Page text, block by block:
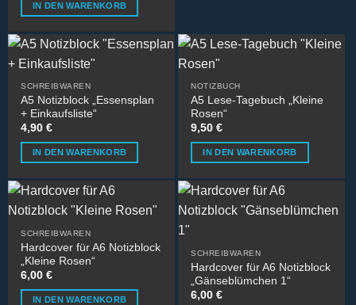
auf
der
Produktseite
gewählt
werden
IN DEN WARENKORB
SCHREIBWAREN
A5 Notizblock „Essensplan
+ Einkaufsliste“
4,90€
IN DEN WARENKORB
NOTIZBUCH
A5 Lese-Tagebuch „Kleine
Rosen“
9,50€
IN DEN WARENKORB
SCHREIBWAREN
Hardcover für A6 Notizblock
„Kleine Rosen“
6,00€
IN DEN WARENKORB
SCHREIBWAREN
Hardcover für A6 Notizblock
„Gänseblümchen 1“
6,00€